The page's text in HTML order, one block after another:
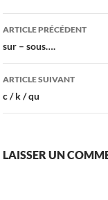
Navigation
des
articles
ARTICLE PRÉCÉDENT
sur – sous….
ARTICLE SUIVANT
c / k / qu
LAISSER UN